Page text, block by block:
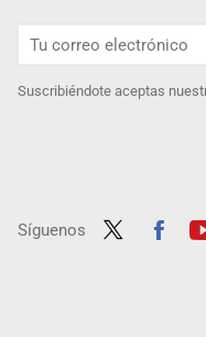
Suscribiéndote aceptas
Síguenos